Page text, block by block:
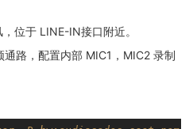
位于 LINE-IN接口附近。
路，配置内部 MIC1，MIC2 录制